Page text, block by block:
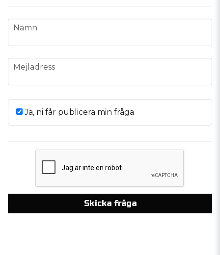
name
Namn
email
Mejladress
Ja, ni får publicera min fråga
Skicka fråga